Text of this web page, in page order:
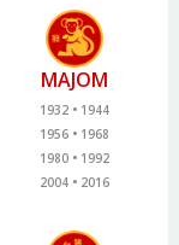
MAJOM
1932
1944
1956
1968
1980
1992
2004
2016